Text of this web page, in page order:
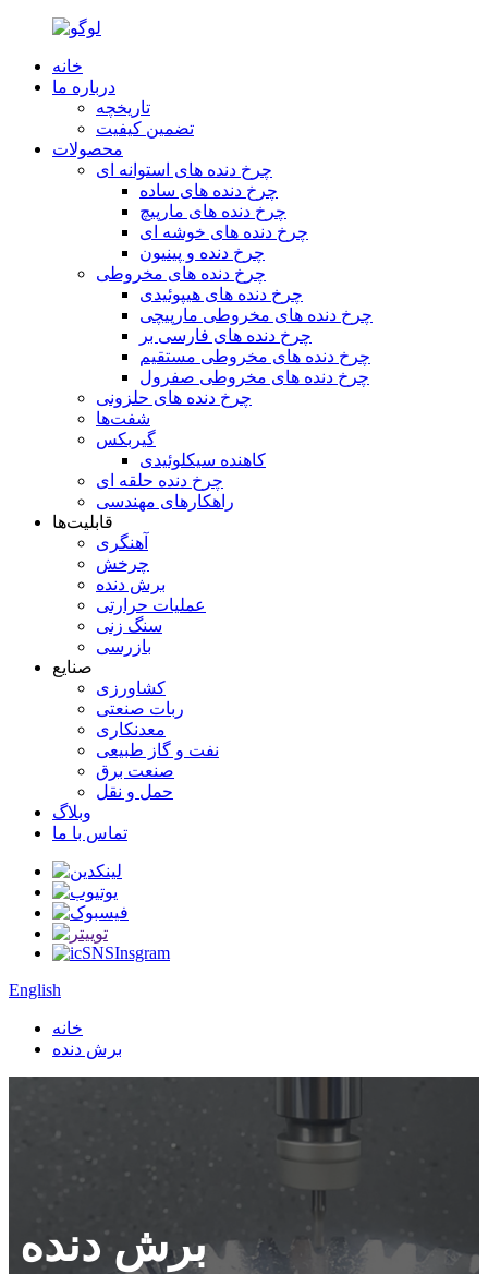
خانه
درباره ما
تاریخچه
تضمین کیفیت
محصولات
چرخ دنده های استوانه ای
چرخ دنده های ساده
چرخ دنده های مارپیچ
چرخ دنده های خوشه ای
چرخ دنده و پینیون
چرخ دنده های مخروطی
چرخ دنده های هیپوئیدی
چرخ دنده های مخروطی مارپیچی
چرخ دنده های فارسی بر
چرخ دنده های مخروطی مستقیم
چرخ دنده های مخروطی صفرول
چرخ دنده های حلزونی
شفت‌ها
گیربکس
کاهنده سیکلوئیدی
چرخ دنده حلقه ای
راهکارهای مهندسی
قابلیت‌ها
آهنگری
چرخش
برش دنده
عملیات حرارتی
سنگ زنی
بازرسی
صنایع
کشاورزی
ربات صنعتی
معدنکاری
نفت و گاز طبیعی
صنعت برق
حمل و نقل
وبلاگ
تماس با ما
English
خانه
برش دنده
برش دنده